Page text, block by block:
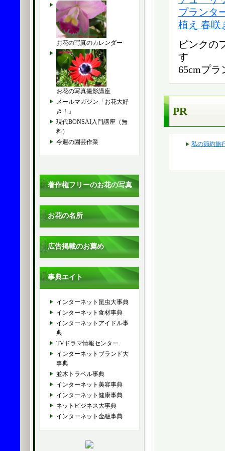
プランタ
植え 春咲
ピンクの
す
65cmプ
PR
私の節約旅
お花の写真のカレンダー
お花の写真撮影講座
メールマガジン「お花大好
き！」
現代BONSAI入門講座（無
料）
今週の園芸作業
著作権フリーのお花の写真
お花の名所
広告掲載のお薦め
事典エイト
インターネット昆虫大事典
インターネット食材事典
インターネットアイドル事
典
TVドラマ情報センター
インターネットブランド大
事典
並木トラベル事典
インターネット美容事典
インターネット健康事典
ネットビジネス大事典
インターネット金融事典